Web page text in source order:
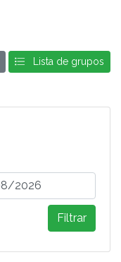
Lista de grupos
Filtrar